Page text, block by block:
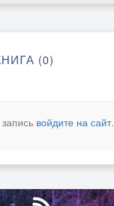
(0)
войдите на сайт.